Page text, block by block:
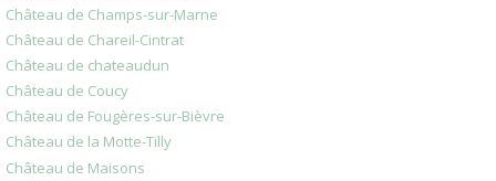
Château de Champs-sur-Marne
Château de Chareil-Cintrat
Château de chateaudun
Château de Coucy
Château de Fougères-sur-Bièvre
Château de la Motte-Tilly
Château de Maisons